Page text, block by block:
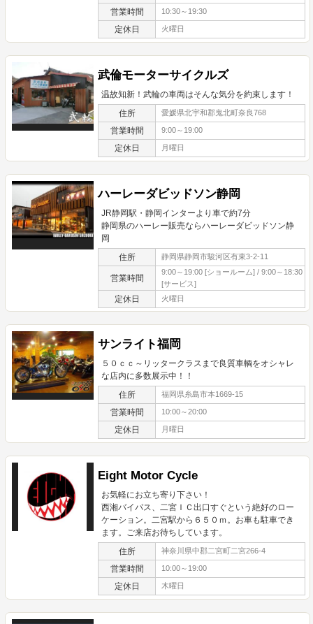
営業時間 10:30～19:30
定休日 火曜日
武倫モーターサイクルズ
温故知新！武輪の車両はそんな気分を約束します！
住所 愛媛県北宇和郡鬼北町奈良768
営業時間 9:00～19:00
定休日 月曜日
ハーレーダビッドソン静岡
JR静岡駅・静岡インターより車で約7分
静岡県のハーレー販売ならハーレーダビッドソン静
岡
住所 静岡県静岡市駿河区有東3-2-11
営業時間
9:00～19:00 [ショールーム] / 9:00～18:30
[サービス]
定休日 火曜日
サンライト福岡
５０ｃｃ～リッタークラスまで良質車輌をオシャレ
な店内に多数展示中！！
住所 福岡県糸島市本1669-15
営業時間 10:00～20:00
定休日 月曜日
Eight Motor Cycle
お気軽にお立ち寄り下さい！
西湘バイパス、二宮ＩＣ出口すぐという絶好のロー
ケーション。二宮駅から６５０ｍ。お車も駐車でき
ます。ご来店お待ちしています。
住所 神奈川県中郡二宮町二宮266-4
営業時間 10:00～19:00
定休日 木曜日